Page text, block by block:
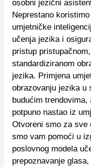
osobni jezični
Neprestano
umjetničke
učenja jezika i
pristup
standardiziranom
jezika. Primjena
obrazovanju jezika u
budućim trendovima,
potpuno nastao iz
Otvoreni smo za sve
smo vam pomoći u
poslovnog modela
prepoznavanje